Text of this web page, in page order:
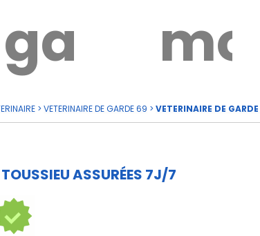
gardemoi
> VETERINAIRE DE GARDE 69 > VETERINAIRE DE
ASSURÉES 7J/7